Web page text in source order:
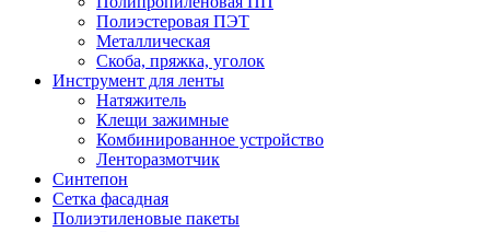
Полиэстеровая ПЭТ
Металлическая
Скоба, пряжка, уголок
Инструмент для ленты
Натяжитель
Клещи зажимные
Комбинированное устройство
Ленторазмотчик
Синтепон
Сетка фасадная
Полиэтиленовые пакеты